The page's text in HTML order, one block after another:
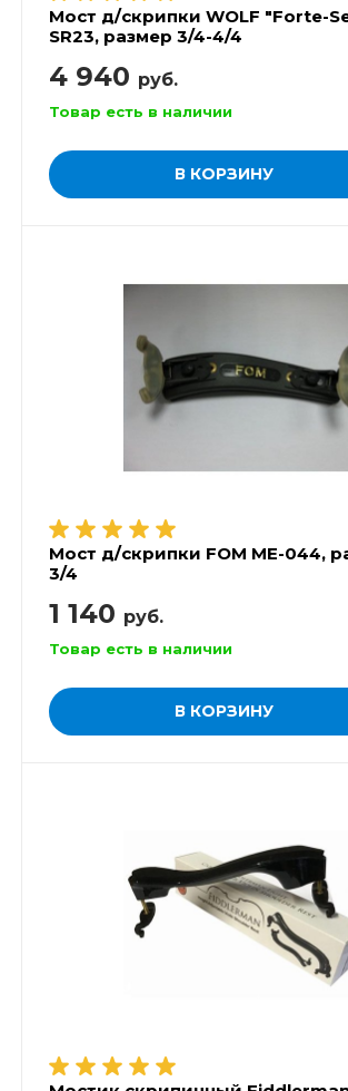
Мост д/скрипки WOLF "Forte-
SR23, размер 3/4-4/4
4 940 руб.
Товар есть в наличии
В КОРЗИНУ
Мост д/скрипки FOM ME-044,
3/4
1 140 руб.
Товар есть в наличии
В КОРЗИНУ